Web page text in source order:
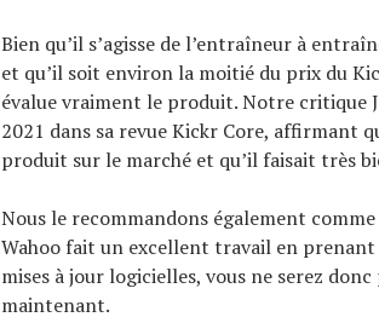
Bien qu’il s’agisse de l’entraîneur à
et qu’il soit environ la moitié du prix du
évalue vraiment le produit. Notre critique
2021 dans sa revue Kickr Core, affirmant
produit sur le marché et qu’il faisait très
Nous le recommandons également
Wahoo fait un excellent travail en prenant
mises à jour logicielles, vous ne serez
maintenant.